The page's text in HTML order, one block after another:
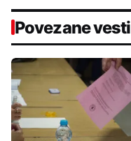
Povezane vesti